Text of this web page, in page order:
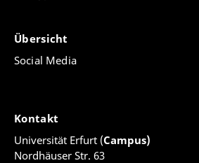
Übersicht
Social Media
Kontakt
Universität Erfurt (Campus)
Nordhäuser Str. 63